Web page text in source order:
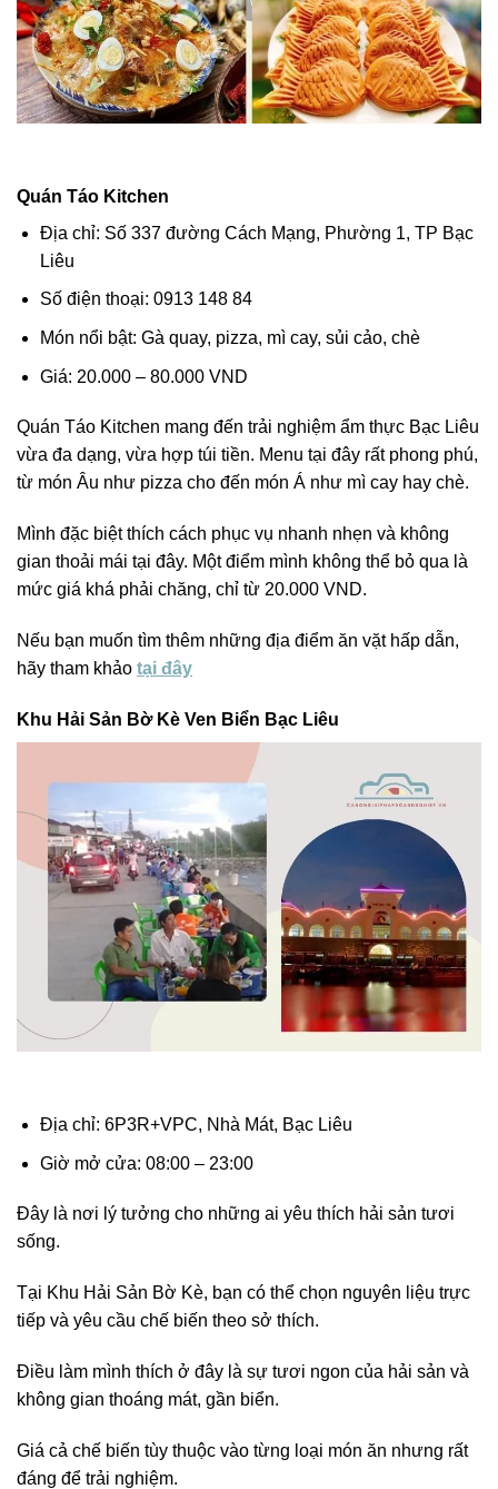
Quán Táo Kitchen
Địa chỉ: Số 337 đường Cách Mạng, Phường 1, TP Bạc
Liêu
Số điện thoại: 0913 148 84
Món nổi bật: Gà quay, pizza, mì cay, sủi cảo, chè
Giá: 20.000 – 80.000 VND
Quán Táo Kitchen mang đến trải nghiệm ẩm thực Bạc Liêu
vừa đa dạng, vừa hợp túi tiền. Menu tại đây rất phong phú,
từ món Âu như pizza cho đến món Á như mì cay hay chè.
Mình đặc biệt thích cách phục vụ nhanh nhẹn và không
gian thoải mái tại đây. Một điểm mình không thể bỏ qua là
mức giá khá phải chăng, chỉ từ 20.000 VND.
Nếu bạn muốn tìm thêm những địa điểm ăn vặt hấp dẫn,
hãy tham khảo tại đây
Khu Hải Sản Bờ Kè Ven Biển Bạc Liêu
Địa chỉ: 6P3R+VPC, Nhà Mát, Bạc Liêu
Giờ mở cửa: 08:00 – 23:00
Đây là nơi lý tưởng cho những ai yêu thích hải sản tươi
sống.
Tại Khu Hải Sản Bờ Kè, bạn có thể chọn nguyên liệu trực
tiếp và yêu cầu chế biến theo sở thích.
Điều làm mình thích ở đây là sự tươi ngon của hải sản và
không gian thoáng mát, gần biển.
Giá cả chế biến tùy thuộc vào từng loại món ăn nhưng rất
đáng để trải nghiệm.